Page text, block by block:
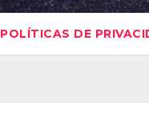
POLÍTICAS DE